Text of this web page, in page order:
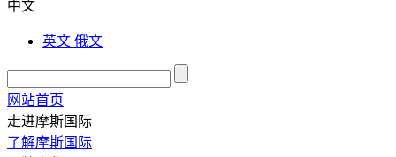
中文
英文 俄文
网站首页
走进摩斯国际
了解摩斯国际